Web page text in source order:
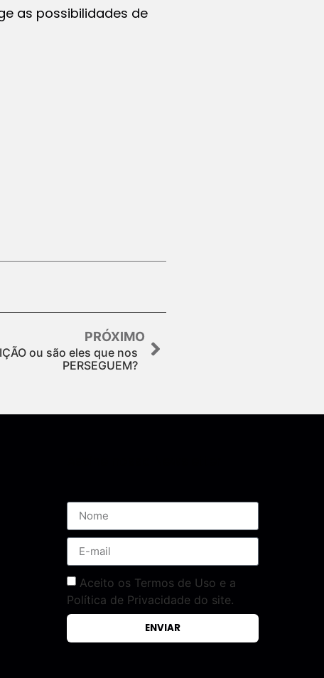
as possibilidades de
PRÓXIMO
ou são eles que nos
PERSEGUEM?
Aceito os Termos de Uso e a
Política de Privacidade do site.
ENVIAR